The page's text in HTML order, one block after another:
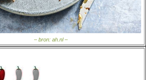
– bron: ah.nl –